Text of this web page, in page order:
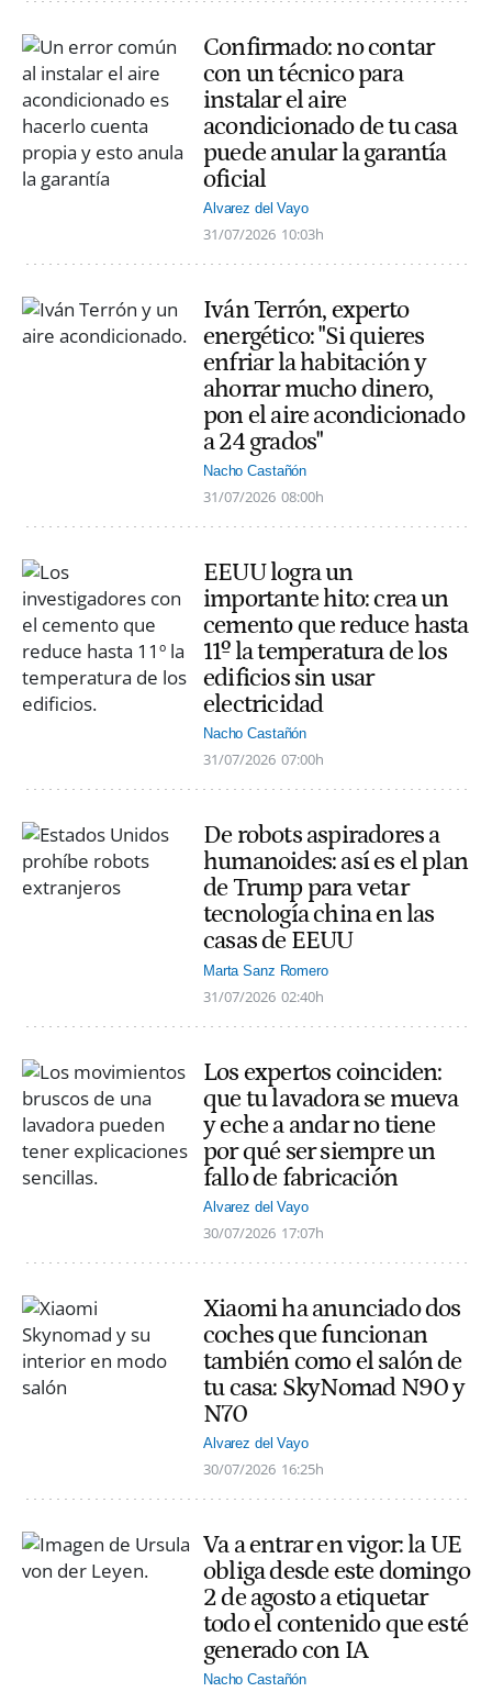
Confirmado: no contar
con un técnico para
instalar el aire
acondicionado de tu casa
puede anular la garantía
oficial
Alvarez del Vayo
31/07/2026 10:03h
Iván Terrón, experto
energético: "Si quieres
enfriar la habitación y
ahorrar mucho dinero,
pon el aire acondicionado
a 24 grados"
Nacho Castañón
31/07/2026 08:00h
EEUU logra un
importante hito: crea un
cemento que reduce hasta
11º la temperatura de los
edificios sin usar
electricidad
Nacho Castañón
31/07/2026 07:00h
De robots aspiradores a
humanoides: así es el plan
de Trump para vetar
tecnología china en las
casas de EEUU
Marta Sanz Romero
31/07/2026 02:40h
Los expertos coinciden:
que tu lavadora se mueva
y eche a andar no tiene
por qué ser siempre un
fallo de fabricación
Alvarez del Vayo
30/07/2026 17:07h
Xiaomi ha anunciado dos
coches que funcionan
también como el salón de
tu casa: SkyNomad N90 y
N70
Alvarez del Vayo
30/07/2026 16:25h
Va a entrar en vigor: la UE
obliga desde este domingo
2 de agosto a etiquetar
todo el contenido que esté
generado con IA
Nacho Castañón